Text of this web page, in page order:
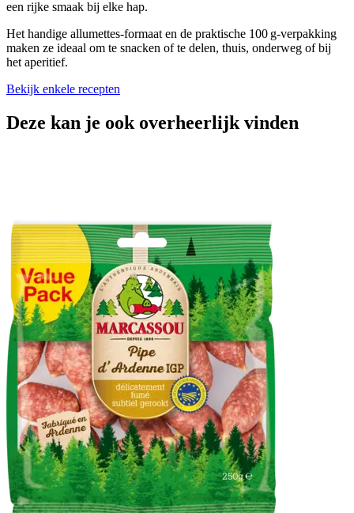
een rijke smaak bij elke hap.
Het handige allumettes-formaat en de praktische 100 g‑verpakking
maken ze ideaal om te snacken of te delen, thuis, onderweg of bij
het aperitief.
Bekijk enkele recepten
Deze kan je ook overheerlijk vinden